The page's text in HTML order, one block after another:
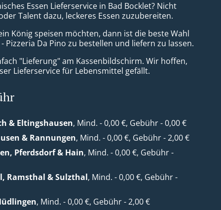
Essen Lieferservice in Bad Bocklet? Nicht
Talent dazu, leckeres Essen zuzubereiten.
König speisen möchten, dann ist die beste Wahl
Pizzeria Da Pino zu bestellen und liefern zu lassen.
"Lieferung" am Kassenbildschirm. Wir hoffen,
Lieferservice für Lebensmittel gefällt.
& Eltingshausen, Mind. - 0,00 €, Gebühr - 0,00 €
& Rannungen, Mind. - 0,00 €, Gebühr - 2,00 €
Pferdsdorf & Hain, Mind. - 0,00 €, Gebühr -
Ramsthal & Sulzthal, Mind. - 0,00 €, Gebühr -
, Mind. - 0,00 €, Gebühr - 2,00 €